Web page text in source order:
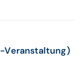
Veranstaltung)